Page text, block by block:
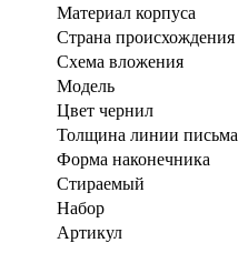
Материал корпуса
Страна происхождения
Схема вложения
Модель
Цвет чернил
Толщина линии письма
Форма наконечника
Стираемый
Набор
Артикул